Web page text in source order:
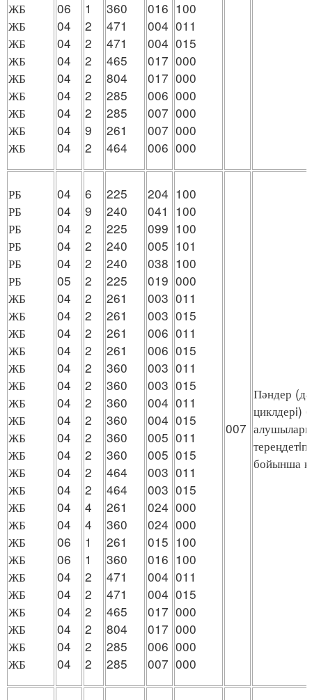
ЖБ
ЖБ
ЖБ
ЖБ
ЖБ
ЖБ
ЖБ
ЖБ
ЖБ
06
04
04
04
04
04
04
04
04
1
2
2
2
2
2
2
9
2
360
471
471
465
804
285
285
261
464
016
004
004
017
017
006
007
007
006
100
011
015
000
000
000
000
000
000
РБ
РБ
РБ
РБ
РБ
РБ
ЖБ
ЖБ
ЖБ
ЖБ
ЖБ
ЖБ
ЖБ
ЖБ
ЖБ
ЖБ
ЖБ
ЖБ
ЖБ
ЖБ
ЖБ
ЖБ
ЖБ
ЖБ
ЖБ
ЖБ
ЖБ
ЖБ
04
04
04
04
04
05
04
04
04
04
04
04
04
04
04
04
04
04
04
04
06
06
04
04
04
04
04
04
6
9
2
2
2
2
2
2
2
2
2
2
2
2
2
2
2
2
4
4
1
1
2
2
2
2
2
2
225
240
225
240
240
225
261
261
261
261
360
360
360
360
360
360
464
464
261
360
261
360
471
471
465
804
285
285
204
041
099
005
038
019
003
003
006
006
003
003
004
004
005
005
003
003
024
024
015
016
004
004
017
017
006
007
100
100
100
101
100
000
011
015
011
015
011
015
011
015
011
015
011
015
000
000
100
100
011
015
000
000
000
000
007
Пәндер
циклдерi)
бойынша